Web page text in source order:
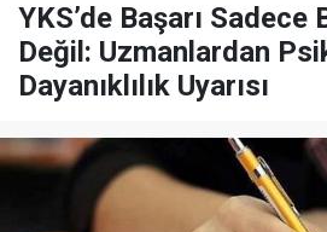
YKS’de Başarı Sadece
Değil: Uzmanlardan
Dayanıklılık Uyarısı